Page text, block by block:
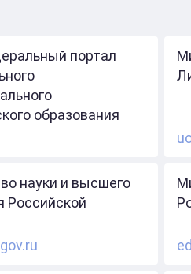
портал
образования
науки и высшего
Российской